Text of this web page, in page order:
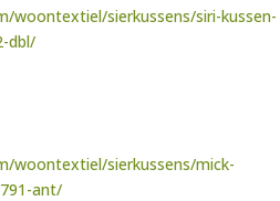
woontextiel/sierkussens/siri-kussen-
dbl/
woontextiel/sierkussens/mick-
ant/